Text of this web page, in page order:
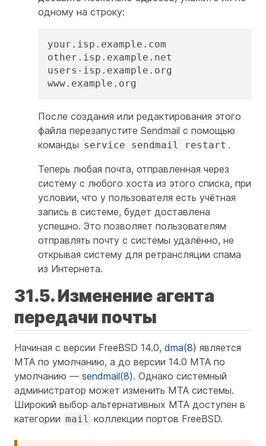
одному на строку:
your.isp.example.com
other.isp.example.net
users-isp.example.org
www.example.org
После создания или редактирования этого
файла перезапустите Sendmail с помощью
команды service sendmail restart .
Теперь любая почта, отправленная через
систему с любого хоста из этого списка, при
условии, что у пользователя есть учётная
запись в системе, будет доставлена
успешно. Это позволяет пользователям
отправлять почту с системы удалённо, не
открывая систему для ретрансляции спама
из Интернета.
31.5. Изменение агента
передачи почты
Начиная с версии FreeBSD 14.0, dma(8) является
MTA по умолчанию, а до версии 14.0 MTA по
умолчанию — sendmail(8). Однако системный
администратор может изменить MTA системы.
Широкий выбор альтернативных MTA доступен в
категории mail коллекции портов FreeBSD.